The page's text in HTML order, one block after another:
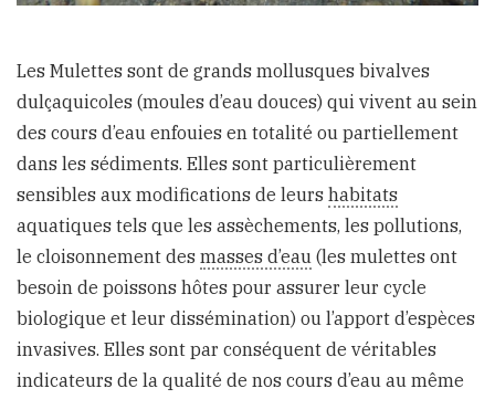
Les Mulettes sont de grands mollusques bivalves
dulçaquicoles (moules d’eau douces) qui vivent au sein
des cours d’eau enfouies en totalité ou partiellement
dans les sédiments. Elles sont particulièrement
sensibles aux modifications de leurs habitats
aquatiques tels que les assèchements, les pollutions,
le cloisonnement des masses d’eau (les mulettes ont
besoin de poissons hôtes pour assurer leur cycle
biologique et leur dissémination) ou l’apport d’espèces
invasives. Elles sont par conséquent de véritables
indicateurs de la qualité de nos cours d’eau au même